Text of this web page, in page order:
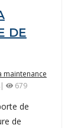
DE
maintenance
| 679
de
de